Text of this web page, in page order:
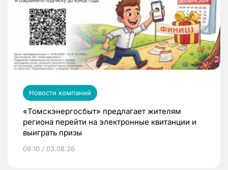
Новости компаний
«Томскэнергосбыт» предлагает жителям
региона перейти на электронные квитанции и
выиграть призы
09:10 / 03.08.26